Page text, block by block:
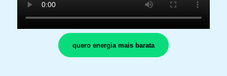
quero energia mais barata